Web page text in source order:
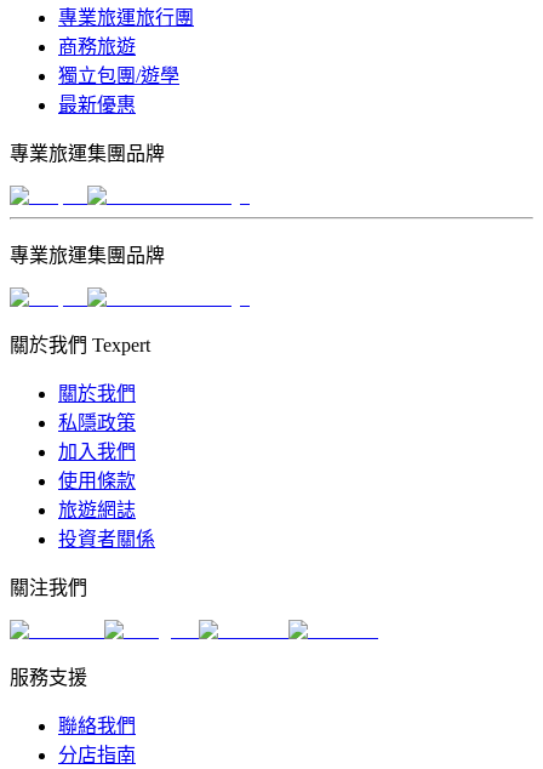
專業旅運旅行團
商務旅遊
獨立包團/遊學
最新優惠
專業旅運集團品牌
專業旅運集團品牌
關於我們 Texpert
關於我們
私隱政策
加入我們
使用條款
旅遊網誌
投資者關係
關注我們
服務支援
聯絡我們
分店指南